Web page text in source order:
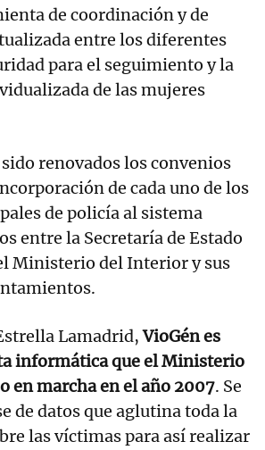
de coordinación y de
entre los diferentes
para el seguimiento y la
de las mujeres
renovados los convenios
de cada uno de los
de policía al sistema
entre la Secretaría de Estado
Ministerio del Interior y sus
Lamadrid,VioGén es
informática que el Ministerio
en marcha en el año 2007. Se
de datos que aglutina toda la
las víctimas para así realizar